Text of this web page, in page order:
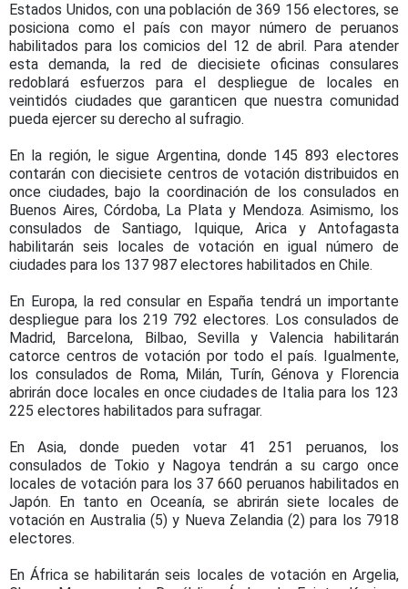
Estados Unidos, con una población de 369 156 electores, se
posiciona como el país con mayor número de peruanos
habilitados para los comicios del 12 de abril. Para atender
esta demanda, la red de diecisiete oficinas consulares
redoblará esfuerzos para el despliegue de locales en
veintidós ciudades que garanticen que nuestra comunidad
pueda ejercer su derecho al sufragio.
En la región, le sigue Argentina, donde 145 893 electores
contarán con diecisiete centros de votación distribuidos en
once ciudades, bajo la coordinación de los consulados en
Buenos Aires, Córdoba, La Plata y Mendoza. Asimismo, los
consulados de Santiago, Iquique, Arica y Antofagasta
habilitarán seis locales de votación en igual número de
ciudades para los 137 987 electores habilitados en Chile.
En Europa, la red consular en España tendrá un importante
despliegue para los 219 792 electores. Los consulados de
Madrid, Barcelona, Bilbao, Sevilla y Valencia habilitarán
catorce centros de votación por todo el país. Igualmente,
los consulados de Roma, Milán, Turín, Génova y Florencia
abrirán doce locales en once ciudades de Italia para los 123
225 electores habilitados para sufragar.
En Asia, donde pueden votar 41 251 peruanos, los
consulados de Tokio y Nagoya tendrán a su cargo once
locales de votación para los 37 660 peruanos habilitados en
Japón. En tanto en Oceanía, se abrirán siete locales de
votación en Australia (5) y Nueva Zelandia (2) para los 7918
electores.
En África se habilitarán seis locales de votación en Argelia,